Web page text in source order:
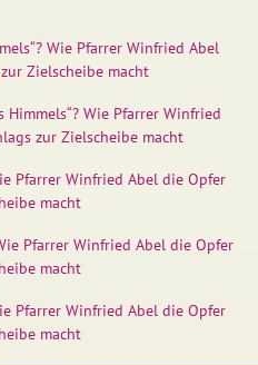
Wie Pfarrer Winfried Abel
Zielscheibe macht
Himmels“? Wie Pfarrer Winfried
zur Zielscheibe macht
Pfarrer Winfried Abel die Opfer
macht
Pfarrer Winfried Abel die Opfer
macht
Pfarrer Winfried Abel die Opfer
macht